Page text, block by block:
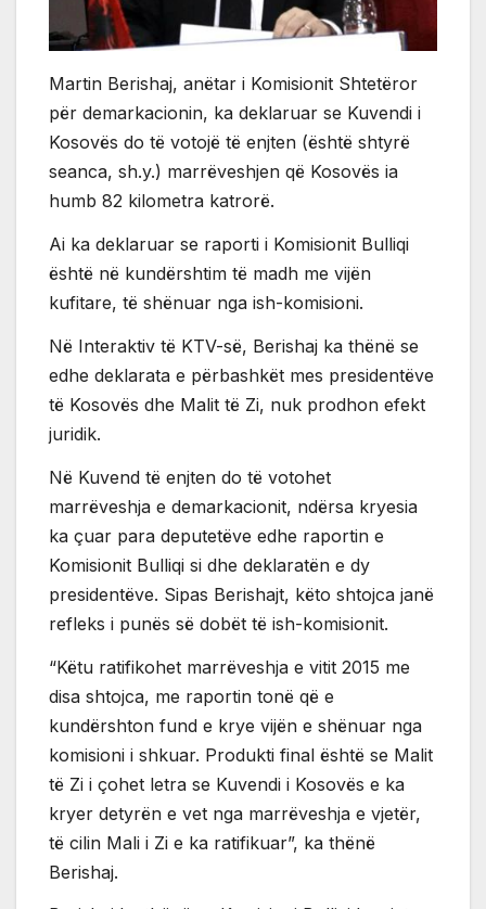
Martin Berishaj, anëtar i Komisionit Shtetëror
për demarkacionin, ka deklaruar se Kuvendi i
Kosovës do të votojë të enjten (është shtyrë
seanca, sh.y.) marrëveshjen që Kosovës ia
humb 82 kilometra katrorë.
Ai ka deklaruar se raporti i Komisionit Bulliqi
është në kundërshtim të madh me vijën
kufitare, të shënuar nga ish-komisioni.
Në Interaktiv të KTV-së, Berishaj ka thënë se
edhe deklarata e përbashkët mes presidentëve
të Kosovës dhe Malit të Zi, nuk prodhon efekt
juridik.
Në Kuvend të enjten do të votohet
marrëveshja e demarkacionit, ndërsa kryesia
ka çuar para deputetëve edhe raportin e
Komisionit Bulliqi si dhe deklaratën e dy
presidentëve. Sipas Berishajt, këto shtojca janë
refleks i punës së dobët të ish-komisionit.
“Këtu ratifikohet marrëveshja e vitit 2015 me
disa shtojca, me raportin tonë që e
kundërshton fund e krye vijën e shënuar nga
komisioni i shkuar. Produkti final është se Malit
të Zi i çohet letra se Kuvendi i Kosovës e ka
kryer detyrën e vet nga marrëveshja e vjetër,
të cilin Mali i Zi e ka ratifikuar”, ka thënë
Berishaj.